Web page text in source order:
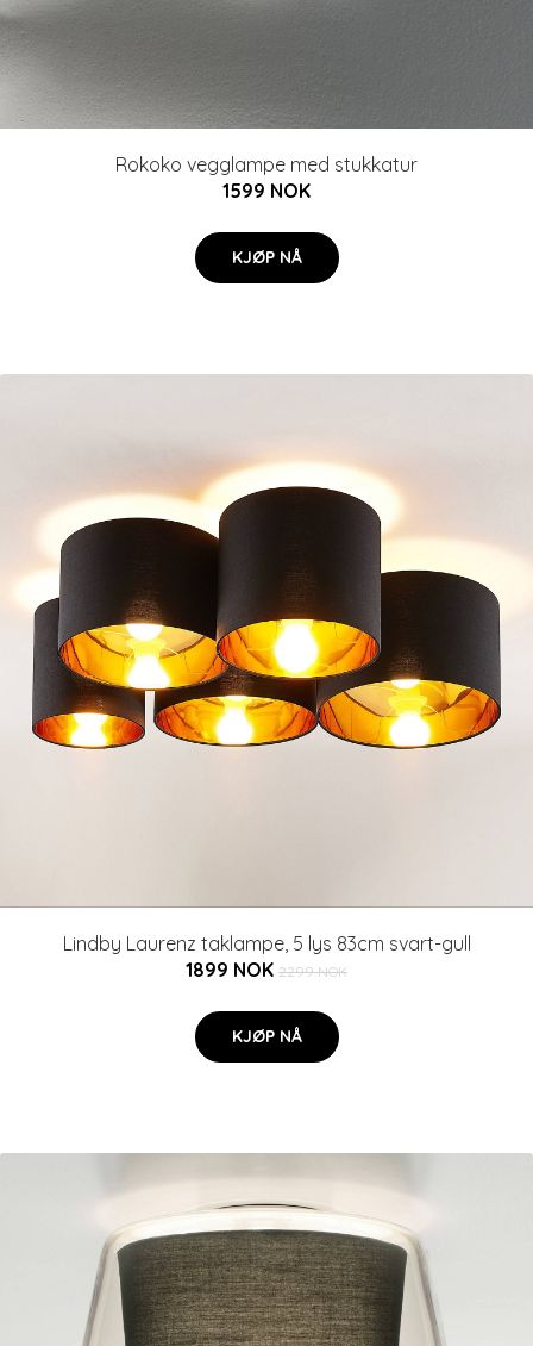
Rokoko vegglampe med stukkatur
1599 NOK
KJØP NÅ
Lindby Laurenz taklampe, 5 lys 83cm svart-gull
1899 NOK 2299 NOK
KJØP NÅ